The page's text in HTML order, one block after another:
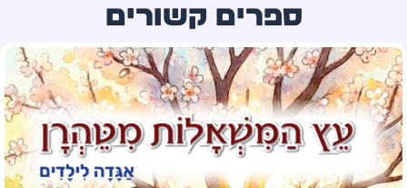
ספרים קשורים